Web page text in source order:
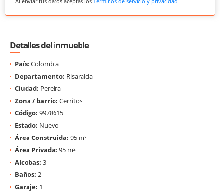
Detalles del inmueble
País: Colombia
Departamento: Risaralda
Ciudad: Pereira
Zona / barrio: Cerritos
Código: 9978615
Estado: Nuevo
Área Construida: 95 m²
Área Privada: 95 m²
Alcobas: 3
Baños: 2
Garaje: 1